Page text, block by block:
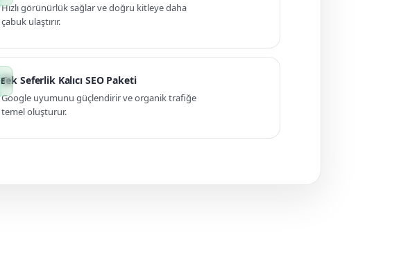
Hızlı görünürlük sağlar ve doğru kitleye daha
çabuk ulaştırır.
Tek Seferlik Kalıcı SEO Paketi
Google uyumunu güçlendirir ve organik trafiğe
temel oluşturur.